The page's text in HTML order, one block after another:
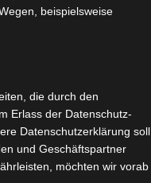
des
beispielsweise
die durch den
Erlass der Datenschutz-
Datenschutzerklärung soll
und Geschäftspartner
möchten wir vorab